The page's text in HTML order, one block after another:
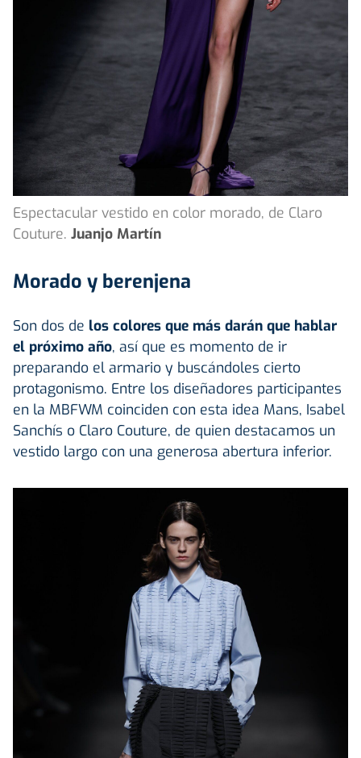
Espectacular vestido en color morado, de Claro
Couture. Juanjo Martín
Morado y berenjena
Son dos de los colores que más darán que hablar
el próximo año, así que es momento de ir
preparando el armario y buscándoles cierto
protagonismo. Entre los diseñadores participantes
en la MBFWM coinciden con esta idea Mans, Isabel
Sanchís o Claro Couture, de quien destacamos un
vestido largo con una generosa abertura inferior.